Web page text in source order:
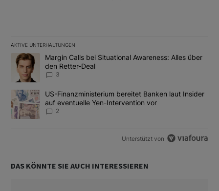
AKTIVE UNTERHALTUNGEN
Das Folgende ist eine Liste der am meisten kommentierten
Ein Trendartikel mit dem Titel "Margin Calls bei Situational
Margin Calls bei Situational Awareness: Alles über
den Retter-Deal
3
Ein Trendartikel mit dem Titel "US-Finanzministerium bereitet
US-Finanzministerium bereitet Banken laut Insider
auf eventuelle Yen-Intervention vor
2
Unterstützt von
DAS KÖNNTE SIE AUCH INTERESSIEREN